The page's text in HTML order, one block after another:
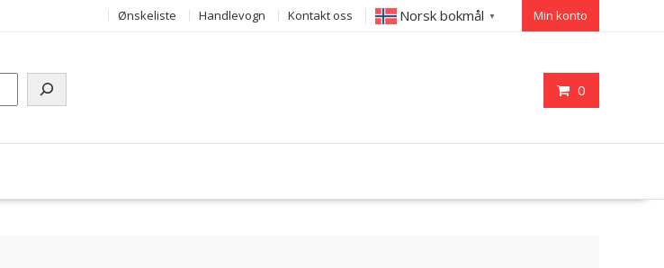
Ønskeliste Handlevogn Kontakt oss Norsk bokmål ▼ Min konto
0